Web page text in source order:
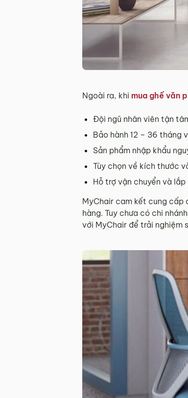
Ngoài ra, khi mua ghế văn
Đội ngũ nhân viên tận
Bảo hành 12 – 36 tháng
Sản phẩm nhập khẩu
Tùy chọn về kích thước
Hỗ trợ vận chuyển và
MyChair cam kết cung cấp
hàng. Tuy chưa có chi
với MyChair để trải nghiệm